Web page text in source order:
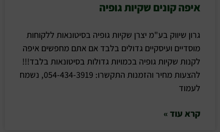
איפה קונים שקיות גופיה
גרון שיווק בע"מ יצרן שקיות גופיה בסיטונאות ללקוחות
מוסדיים ועיסקיים גדולים בלבד אם אתם מחפשים איפה
לקנות שקיות גופיה בכמויות גדולות בסיטונאות בלבד!!!
להצעות מחיר והזמנות התקשרו: 054-434-3919, נשמח
לעמוד
קרא עוד »